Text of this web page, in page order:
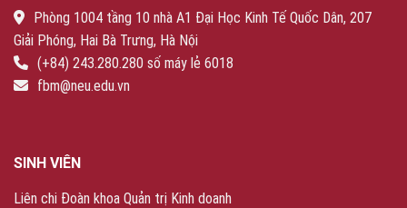
Phòng 1004 tầng 10 nhà A1 Đại Học Kinh Tế Quốc Dân, 207
Giải Phóng, Hai Bà Trưng, Hà Nội
(+84) 243.280.280 số máy lẻ 6018
fbm@neu.edu.vn
SINH VIÊN
Liên chi Đoàn khoa Quản trị Kinh doanh